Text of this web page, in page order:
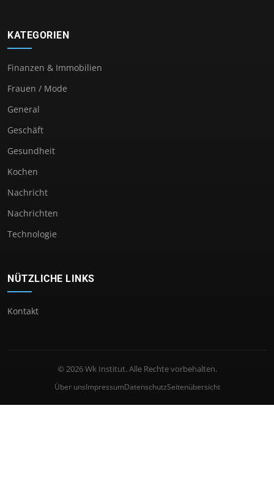
KATEGORIEN
Finanzen & Immobilien
Frauen / Mode
General
Geschäft
Gesundheit
Kochen
Nachricht
Nachrichten
Technologie
NÜTZLICHE LINKS
Kontakt
© 2026 Wk Institut. Alle Rechte vorbehalten.
Über unsImpressumDatenschutzSeitenübersicht